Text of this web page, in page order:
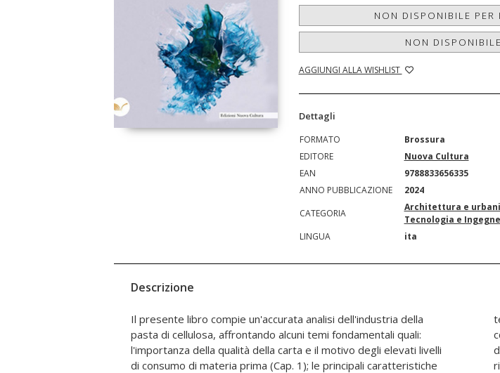
NON DISPONIBILE PER
NON
AGGIUNGI ALLA WISHLIST
Dettagli
FORMATO
Brossura
EDITORE
Nuova Cultura
EAN
9788833656335
ANNO PUBBLICAZIONE
2024
CATEGORIA
Architettura e
Tecnologia e
LINGUA
ita
Descrizione
Il presente libro compie un'accurata analisi dell'industria della
pasta di cellulosa, affrontando alcuni temi fondamentali quali:
l'importanza della qualità della carta e il motivo degli elevati livelli
di consumo di materia prima (Cap. 1); le principali caratteristiche
tecnologie considerate a basso impatto ambientale. Un'analisi
comparata delle politiche ambientali nel settore, il ruolo
dell'industria cartaria nell'economia circolare e la gestione dei
rifiuti, considerando anche il ruolo controverso della biomassa, è